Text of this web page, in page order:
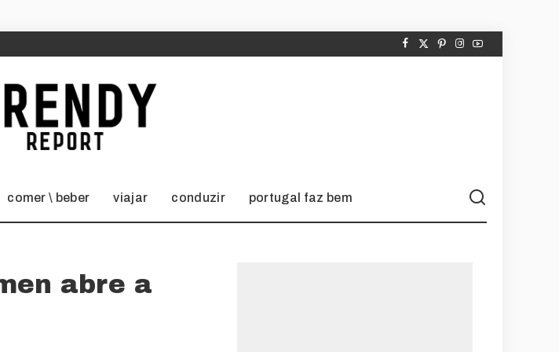
comer \ beber viajar conduzir portugal faz bem
abre a